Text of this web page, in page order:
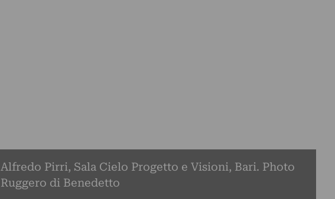
Alfredo Pirri, Sala Cielo Progetto e Visioni, Bari. Photo
Ruggero di Benedetto